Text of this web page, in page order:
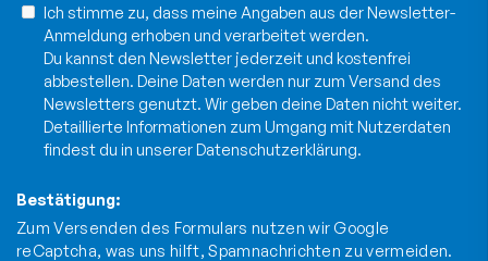
Ich stimme zu, dass meine Angaben aus der Newsletter-
Anmeldung erhoben und verarbeitet werden.
Du kannst den Newsletter jederzeit und kostenfrei
abbestellen. Deine Daten werden nur zum Versand des
Newsletters genutzt. Wir geben deine Daten nicht weiter.
Detaillierte Informationen zum Umgang mit Nutzerdaten
findest du in unsererDatenschutzerklärung.
Bestätigung:
Zum Versenden des Formulars nutzen wir Google
reCaptcha, was uns hilft, Spamnachrichten zu vermeiden.